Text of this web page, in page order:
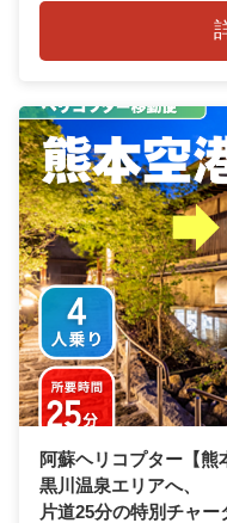
阿蘇ヘリコプター【熊
黒川温泉エリアへ、
片道25分の特別チャー